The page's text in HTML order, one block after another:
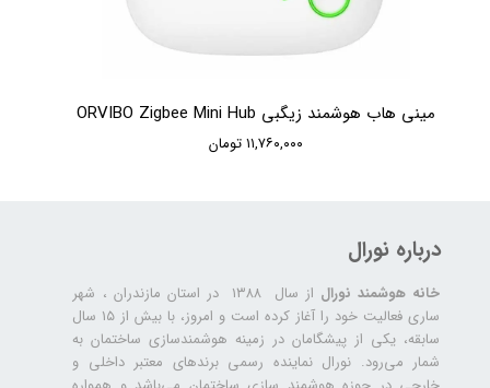
مینی هاب هوشمند زیگبی ORVIBO Zigbee Mini Hub
۱۱,۷۶۰,۰۰۰ تومان
درباره نورال
خانه هوشمند نورال
از سال ۱۳۸۸ در استان مازندران ، شهر
ساری فعالیت خود را آغاز کرده است و امروز، با بیش از ۱۵ سال
سابقه، یکی از پیشگامان در زمینه هوشمندسازی ساختمان به
شمار می‌رود. نورال نماینده رسمی برندهای معتبر داخلی و